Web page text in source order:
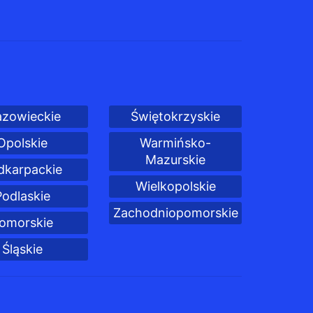
Śląskie
Świętokrzyskie
Warmińsko-
Mazurskie
Wielkopolskie
Zachodniopomorskie